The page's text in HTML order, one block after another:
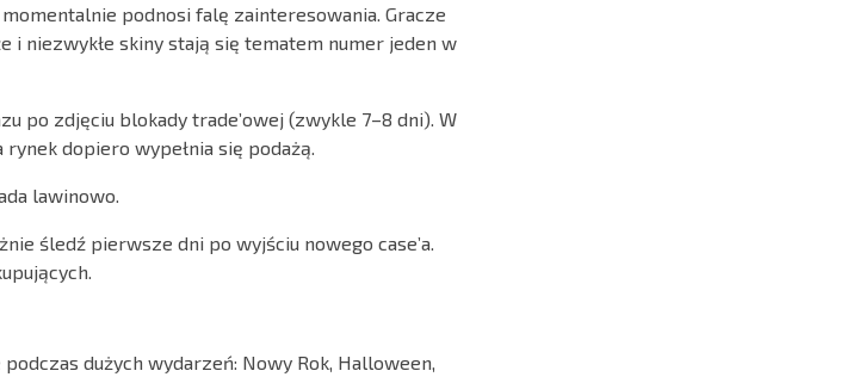
momentalnie podnosi falę zainteresowania. Gracze
i niezwykłe skiny stają się tematem numer jeden w
po zdjęciu blokady trade’owej (zwykle 7–8 dni). W
dopiero wypełnia się podażą.
lawinowo.
śledź pierwsze dni po wyjściu nowego case’a.
dużych wydarzeń: Nowy Rok, Halloween,